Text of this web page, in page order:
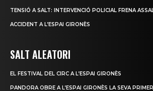
TENSIÓ A SALT: INTERVENCIÓ POLICIAL FRENA
ACCIDENT A L’ESPAI GIRONÈS
SALT ALEATORI
EL FESTIVAL DEL CIRC A L’ESPAI GIRONÈS
PANDORA OBRE A L’ESPAI GIRONÈS LA SEVA